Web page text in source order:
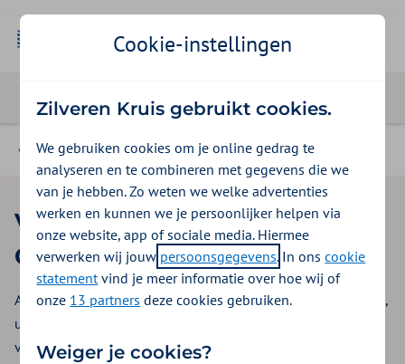
Branche-organisaties
Voordelen voor Federatie
Cultuur
Als lid van branchevereniging Federatie Cultuur profiteren u,
uw medewerkers en hun gezinsleden van uitgebreide
voordelen op het gebied van zorg, gezondheid,
Cookie-instellingen
Zilveren Kruis gebruikt cookies.
We gebruiken cookies om je online gedrag te
analyseren en te combineren met gegevens die we
van je hebben. Zo weten we welke advertenties
werken en kunnen we je persoonlijker helpen via
onze website, app of sociale media. Hiermee
verwerken wij jouw persoonsgegevens. In onscookie
statementvind je meer informatie over hoe wij of
onze 13 partners deze cookies gebruiken.
Weiger je cookies?